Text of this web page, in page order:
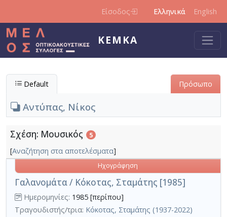
Είσοδος Ελληνικά English
ΚΕΜΚΑ
Default Πρόσωπο
Αντύπας, Νίκος
Σχέση: Μουσικός 5
[Αναζήτηση στα αποτελέσματα]
Γαλανομάτα / Κόκοτας, Σταμάτης [1985]
Ηχογράφηση
Ημερομηνίες: 1985 [περίπου]
Τραγουδιστής/τρια: Κόκοτας, Σταμάτης (1937-2022)